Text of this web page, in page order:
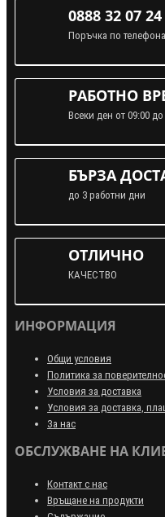
0888 32 07 24
Поръчка по телефона
РАБОТНО
Всеки ден от 09:00 до
БЪРЗА
до 3 работни дни
ОТЛИЧНО
КАЧЕСТВО
ИНФОРМАЦИЯ
Общи условия
Политика за
Условия за доставка
Условия за доставка,
За нас
ОБСЛУЖВАНЕ НА
Контакт с нас
Връщане на продукти